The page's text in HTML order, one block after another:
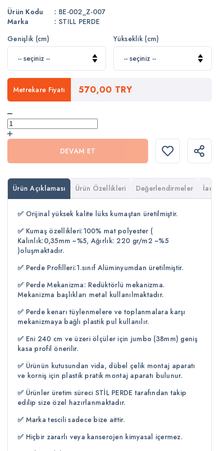
Ürün Kodu
: BE-002_Z-007
Marka
: STILL PERDE
Genişlik (cm)
Yükseklik (cm)
Metrekare Fiyatı 570,00 TRY
DEVAM ET
Ürün Açıklaması Ürün Özellikleri Değerlendirmeler
✅ Orijinal yüksek kalite lüks kumaştan üretilmiştir.
✅ Kumaş özellikleri:100% mat polyester (
Kalınlık:0,35mm ~%5, Ağırlık: 220 gr/m2 ~%5
)oluşmaktadır.
✅ Perde Profilleri:1.sınıf Alüminyumdan üretilmiştir.
✅ Perde Mekanizma: Redüktörlü mekanizma.
Mekanizma başlıkları metal kullanılmaktadır.
✅ Perde kenarı tüylenmelere ve toplanmalara karşı
mekanizmaya bağlı plastik pul kullanılır.
✅ Eni 240 cm ve üzeri ölçüler için jumbo (38mm) geniş
kasa profil önerilir.
✅ Ürünün kutusundan vida, dübel çelik montaj aparatı
ve korniş için plastik pratik montaj aparatı bulunur.
✅ Ürünler üretim süreci STİL PERDE tarafından takip
edilip size özel hazırlanmaktadır.
✅ Marka tescili sadece bize aittir.
✅ Hiçbir zararlı veya kanserojen kimyasal içermez.